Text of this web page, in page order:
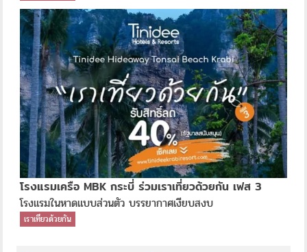
โรงแรมเครือ MBK กระบี่ ร่วมเราเที่ยวด้วยกัน เฟส 3
โรงแรมในหาดแบบส่วนตัว บรรยากาศเงียบสงบ
เราเที่ยวด้วยกัน